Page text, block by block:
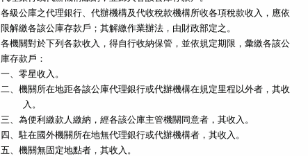
各級公庫之代理銀行、代辦機構及代收稅款機構所收各項稅款收入，應依
各機關對於下列各款收入，得自行收納保管，並依規定期限，彙繳各該公
庫存款戶：
一、零星收入。
二、機關所在地距各該公庫代理銀行或代辦機構在規定里程以外者，其收
三、為便利繳款人繳納，經各該公庫主管機關同意者，其收入。
四、駐在國外機關所在地無代理銀行或代辦機構者，其收入。
五、機關無固定地點者，其收入。